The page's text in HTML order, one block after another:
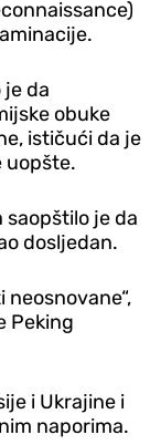
da
obuke
ističući da je
uopšte.
saopštilo je da
dosljedan.
Peking
i Ukrajine i
naporima.